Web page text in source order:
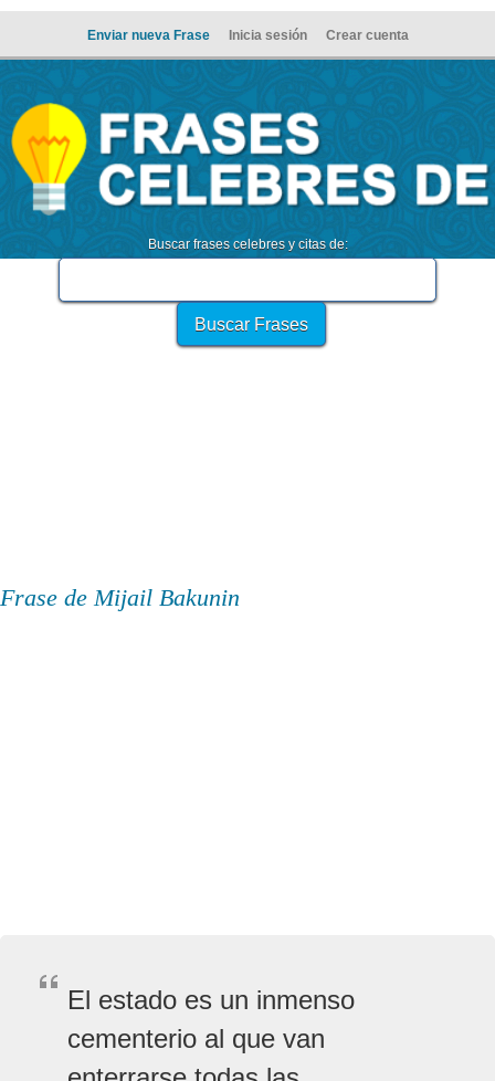
Enviar nueva Frase Inicia sesión Crear cuenta
Buscar frases celebres y citas de:
Frase de Mijail Bakunin
El estado es un inmenso
cementerio al que van